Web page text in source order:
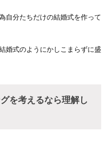
自分たちだけの結婚式を作って
婚式のようにかしこまらずに盛
を考えるなら理解し